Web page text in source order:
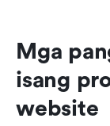
Mga
isang
website